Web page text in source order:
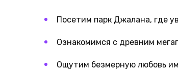
Посетим парк Джалана, где
Ознакомимся с древним
Ощутим безмерную любовь